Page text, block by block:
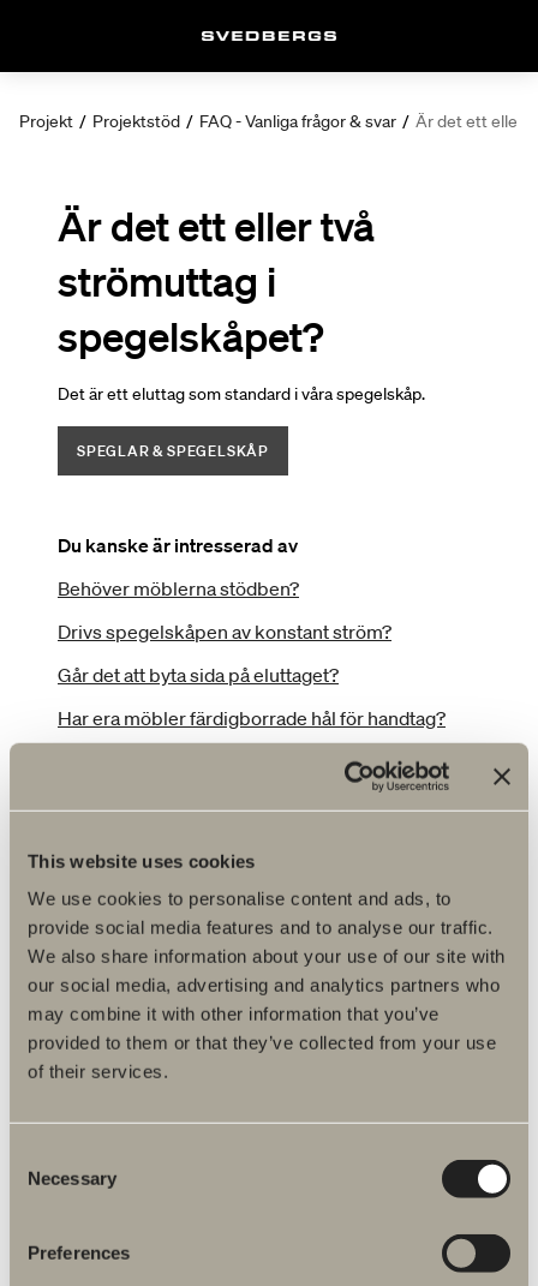
This website uses cookies
We use cookies to personalise content and ads, to
provide social media features and to analyse our traffic.
We also share information about your use of our site with
our social media, advertising and analytics partners who
may combine it with other information that you’ve
provided to them or that they’ve collected from your use
of their services.
Selection
Necessary
Preferences
Projekt / Projektstöd / FAQ - Vanliga frågor & svar / Är det ett eller
Är det ett eller två
strömuttag i
spegelskåpet?
Det är ett eluttag som standard i våra spegelskåp.
SPEGLAR & SPEGELSKÅP
Du kanske är intresserad av
Behöver möblerna stödben?
Drivs spegelskåpen av konstant ström?
Går det att byta sida på eluttaget?
Har era möbler färdigborrade hål för handtag?
Kan man använda sig av en jordfelsbrytare i
spegelskåpet?
Vad är garantin på era produkter?
Var hittar jag BIM Objects för era produkter?
Var hittar jag information om Kelvin och Lumen?
Var hittar jag miljö- och produktbilder?
Är det en separat strömbrytare för